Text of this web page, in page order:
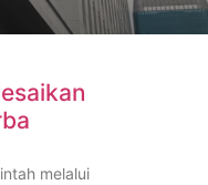
melalui